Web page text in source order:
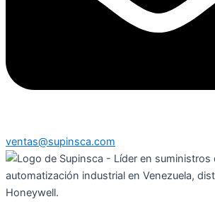
ventas@supinsca.com